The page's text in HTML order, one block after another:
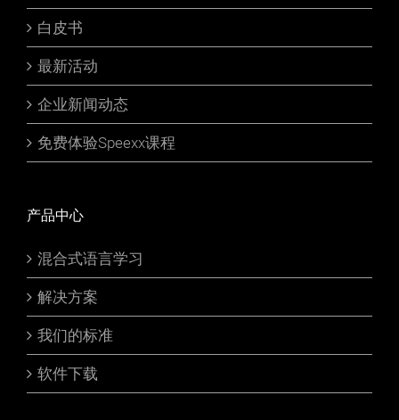
白皮书
最新活动
企业新闻动态
免费体验Speexx课程
产品中心
混合式语言学习
解决方案
我们的标准
软件下载